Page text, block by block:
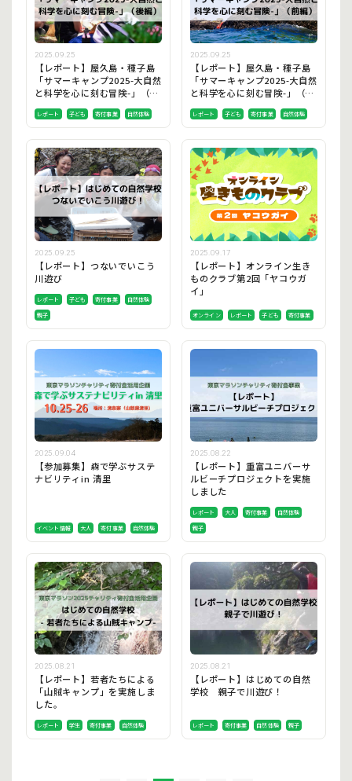
2025.09.25
【レポート】屋久島・種子島
「サマーキャンプ2025-大自然
と科学を心に刻む冒険-」（後
レポート 子ども 寄付事業 自然体験
2025.09.25
【レポート】屋久島・種子島
「サマーキャンプ2025-大自然
と科学を心に刻む冒険-」（前
レポート 子ども 寄付事業 自然体験
2025.09.25
【レポート】つないでいこう
川遊び
レポート 子ども 寄付事業
自然体験
親子
2025.09.17
【レポート】オンライン生き
ものクラブ第2回「ヤコウガ
イ」
オンライン レポート 子ども 寄付事業
2025.09.04
【参加募集】森で学ぶサステ
ナビリティin 清里
イベント情報 大人 寄付事業 自然体験
2025.08.22
【レポート】重富ユニバーサ
ルビーチプロジェクトを実施
しました
レポート 大人 寄付事業
自然体験
親子
2025.08.21
【レポート】若者たちによる
「山賊キャンプ」を実施しま
した。
レポート 学生 寄付事業 自然体験
2025.08.21
【レポート】はじめての自然
学校 親子で川遊び！
レポート 寄付事業 自然体験 親子